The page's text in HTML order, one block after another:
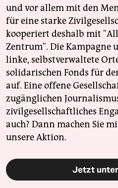
und vor allem mit den
für eine starke
kooperiert deshalb mit
Zentrum". Die Kampagne
linke, selbstverwaltete
solidarischen Fonds für
auf. Eine offene
zugänglichen
zivilgesellschaftliches
auch? Dann machen Sie
unsere Aktion.
Jetzt